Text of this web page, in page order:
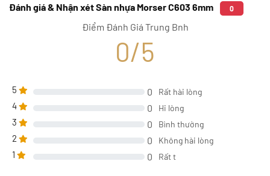
Đánh giá & Nhận xét Sàn nhựa Morser C603 6mm 0
Điểm Đánh Giá Trung Bnh
0/5
5 0 Rất hài lòng
4 0 Hi lòng
3 0 Bình thường
2 0 Không hài lòng
1 0 Rất t